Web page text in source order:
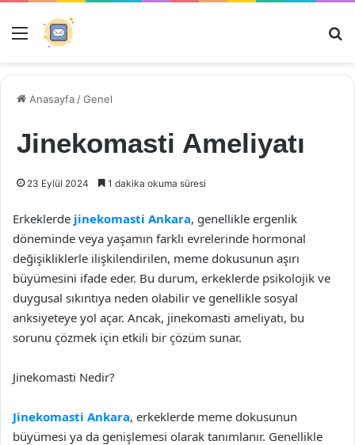
Menü
Anasayfa /Genel
Jinekomasti Ameliyatı
23 Eylül 2024 1 dakika okuma süresi
Erkeklerde jinekomasti Ankara, genellikle ergenlik
döneminde veya yaşamın farklı evrelerinde hormonal
değişikliklerle ilişkilendirilen, meme dokusunun aşırı
büyümesini ifade eder. Bu durum, erkeklerde psikolojik ve
duygusal sıkıntıya neden olabilir ve genellikle sosyal
anksiyeteye yol açar. Ancak, jinekomasti ameliyatı, bu
sorunu çözmek için etkili bir çözüm sunar.
Jinekomasti Nedir?
Jinekomasti Ankara, erkeklerde meme dokusunun
büyümesi ya da genişlemesi olarak tanımlanır. Genellikle